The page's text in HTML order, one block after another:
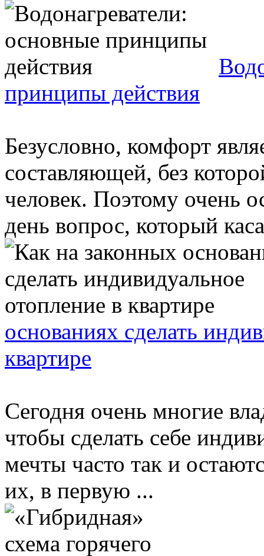
принципы действия
Безусловно, комфорт
составляющей, без
человек. Поэтому очень
день вопрос, который
основаниях сделать
квартире
Сегодня очень многие
чтобы сделать себе
мечты часто так и
их, в первую ...